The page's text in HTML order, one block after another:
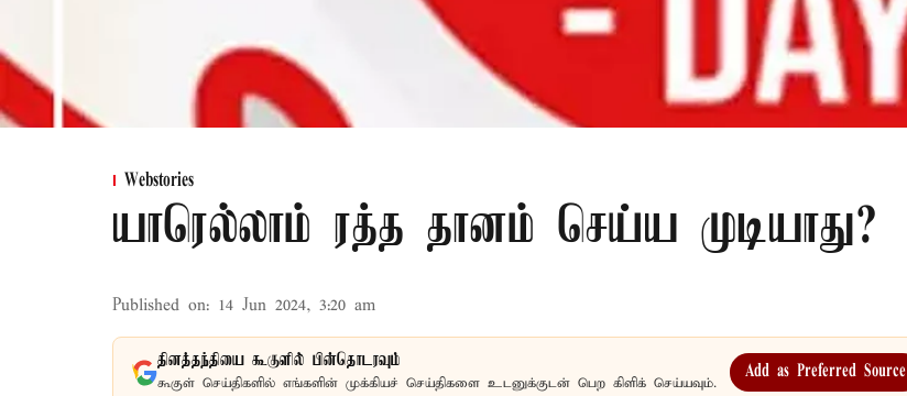
Webstories
யாரெல்லாம் ரத்த தானம் செய்ய முடியாது?
Published on: 14 Jun 2024, 3:20 am
தினத்தந்தியை கூகுளில் பின்தொடரவும்
கூகுள் செய்திகளில் எங்களின் முக்கியச் செய்திகளை உடனுக்குடன் பெற கிளிக் செய்யவும்.
Add as Preferred Source